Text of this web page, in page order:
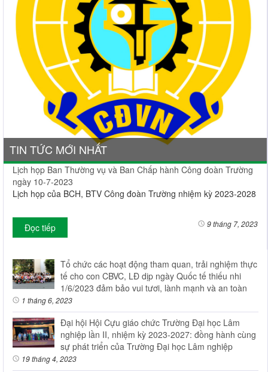
TIN TỨC MỚI NHẤT
Lịch họp Ban Thường vụ và Ban Chấp hành Công đoàn Trường
ngày 10-7-2023
Lịch họp của BCH, BTV Công đoàn Trường nhiệm kỳ 2023-2028
Đọc tiếp 9 tháng 7, 2023
Tổ chức các hoạt động tham quan, trải nghiệm thực
tế cho con CBVC, LĐ dịp ngày Quốc tế thiếu nhi
1/6/2023 đảm bảo vui tươi, lành mạnh và an toàn
1 tháng 6, 2023
Đại hội Hội Cựu giáo chức Trường Đại học Lâm
nghiệp lần II, nhiệm kỳ 2023-2027: đồng hành cùng
sự phát triển của Trường Đại học Lâm nghiệp
19 tháng 4, 2023